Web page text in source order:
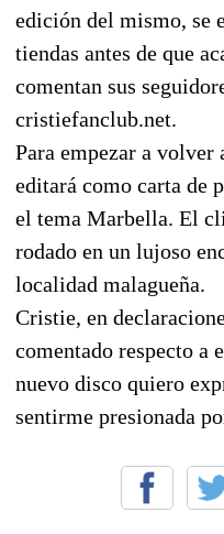
edición del mismo, se
tiendas antes de que
comentan sus
cristiefanclub.net.
Para empezar a volver
editará como carta de
el tema Marbella. El
rodado en un lujoso
localidad malagueña.
Cristie, en
comentado respecto a
nuevo disco quiero
sentirme presionada